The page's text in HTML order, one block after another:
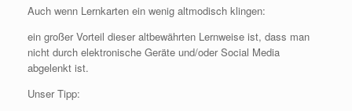
Auch wenn Lernkarten ein wenig altmodisch klingen:
ein großer Vorteil dieser altbewährten Lernweise ist, dass man
nicht durch elektronische Geräte und/oder Social Media
abgelenkt ist.
Unser Tipp: